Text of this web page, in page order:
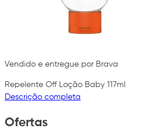
Vendido e entregue por Brava
Repelente Off Loção Baby 117ml
Descrição completa
Ofertas